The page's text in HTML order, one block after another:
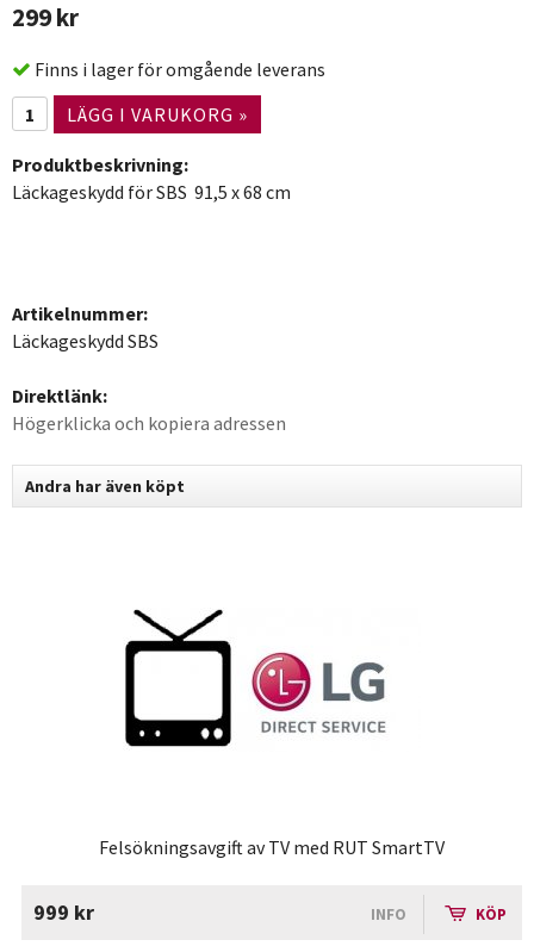
299 kr
Finns i lager för omgående leverans
LÄGG I VARUKORG »
Produktbeskrivning:
Läckageskydd för SBS 91,5 x 68 cm
Artikelnummer:
Läckageskydd SBS
Direktlänk:
Högerklicka och kopiera adressen
Andra har även köpt
Felsökningsavgift av TV med RUT SmartTV
999 kr INFO KÖP